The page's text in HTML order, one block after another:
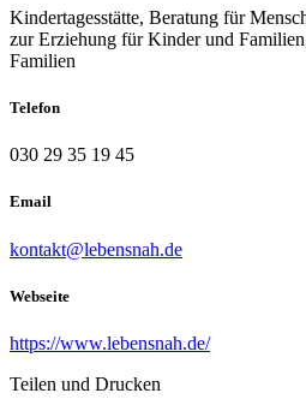
Kindertagesstätte, Beratung für
zur Erziehung für Kinder und
Familien
Telefon
030 29 35 19 45
Email
kontakt@lebensnah.de
Webseite
https://www.lebensnah.de/
Teilen und Drucken